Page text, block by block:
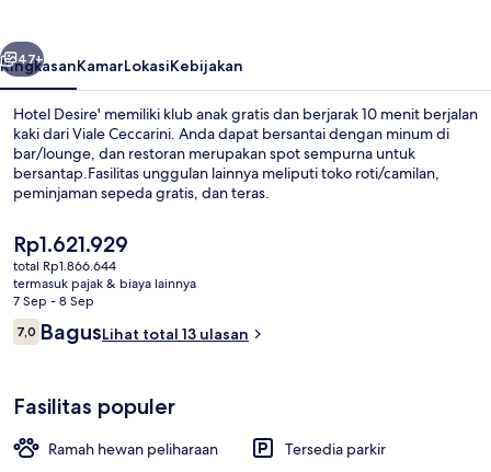
Berikutnya
47+
RingkasanKamarLokasiKebijakan
Hotel Desire' memiliki klub anak gratis dan berjarak 10 menit berjalan
kaki dari Viale Ceccarini. Anda dapat bersantai dengan minum di
bar/lounge, dan restoran merupakan spot sempurna untuk
bersantap.Fasilitas unggulan lainnya meliputi toko roti/camilan,
peminjaman sepeda gratis, dan teras.
Harga
saat
ini
Rp1.621.929
Rp1.621.929
total Rp1.866.644
termasuk pajak & biaya lainnya
7 Sep - 8 Sep
Ulasan
7,07,0 dari 10
BagusLihat total 13 ulasan
Fasilitas populer
Ramah hewan peliharaan
Tersedia parkir